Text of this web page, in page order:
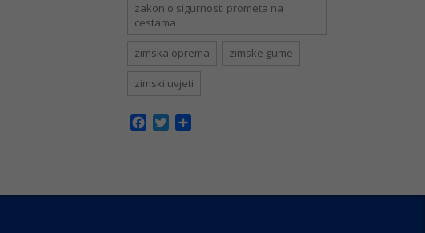
zakon o sigurnosti prometa na
cestama
zimska oprema zimske gume
zimski uvjeti
Facebook
Twitter